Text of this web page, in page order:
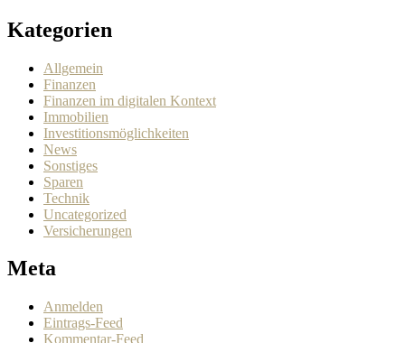
Kategorien
Allgemein
Finanzen
Finanzen im digitalen Kontext
Immobilien
Investitionsmöglichkeiten
News
Sonstiges
Sparen
Technik
Uncategorized
Versicherungen
Meta
Anmelden
Eintrags-Feed
Kommentar-Feed